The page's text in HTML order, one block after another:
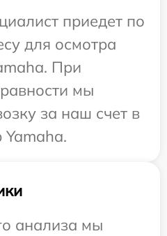
приедет по
для осмотра
При
мы
за наш счет в
анализа мы